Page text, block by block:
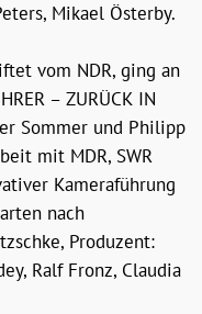
Mikael Österby.
vom NDR, ging an
– ZURÜCK IN
Sommer und Philipp
mit MDR, SWR
Kameraführung
nach
Produzent:
Ralf Fronz, Claudia